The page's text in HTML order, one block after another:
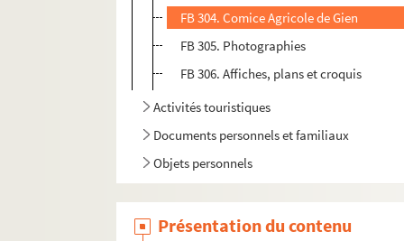
FB 304. Comice Agricole de Gien
FB 305. Photographies
FB 306. Affiches, plans et croquis
Activités touristiques
Documents personnels et familiaux
Objets personnels
Présentation du contenu